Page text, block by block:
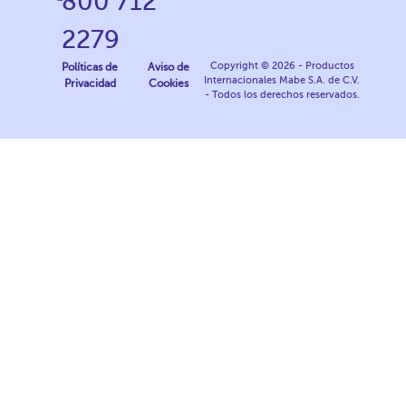
2279
Políticas de
Privacidad
Aviso de
Cookies
Copyright © 2026 - Productos
Internacionales Mabe S.A. de C.V.
- Todos los derechos reservados.